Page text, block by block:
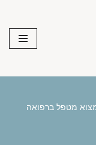
מטפל ברפואה